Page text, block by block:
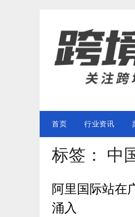
首页 行业资讯
标签： 中
阿里国际站在
涌入